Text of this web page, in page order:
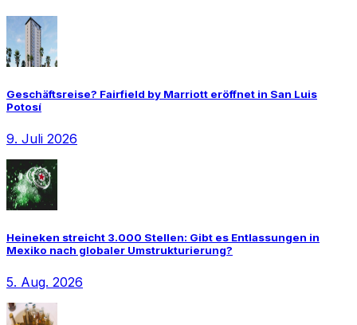
Geschäftsreise? Fairfield by Marriott eröffnet in San Luis
Potosí
9. Juli 2026
Heineken streicht 3.000 Stellen: Gibt es Entlassungen in
Mexiko nach globaler Umstrukturierung?
5. Aug. 2026